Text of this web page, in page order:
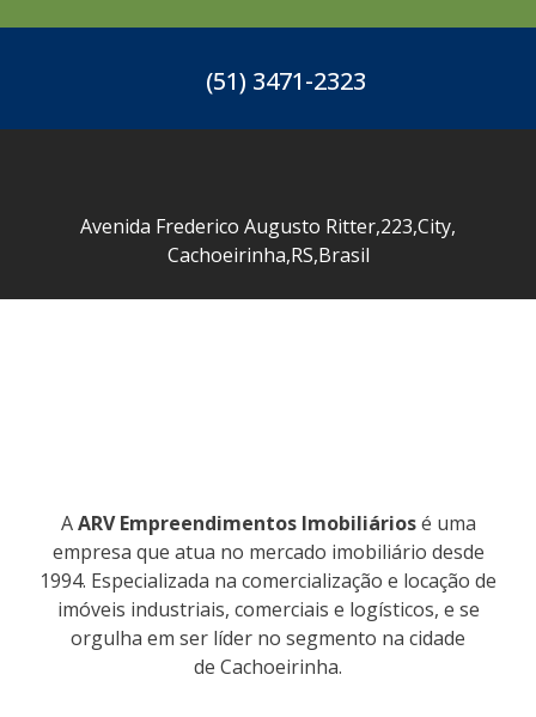
(51) 3471-2323
Avenida Frederico Augusto Ritter,223,City,
Cachoeirinha,RS,Brasil
AARV Empreendimentos Imobiliáriosé uma
empresa que atua no mercado imobiliário desde
1994. Especializada na comercialização e locação de
imóveis industriais, comerciais e logísticos, e se
orgulha em ser líder no segmento na cidade
de Cachoeirinha.